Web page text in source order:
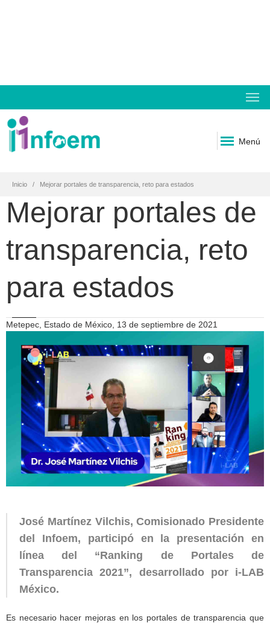
Menú
Inicio Mejorar portales de transparencia, reto para estados
Mejorar portales de
transparencia, reto
para estados
Metepec, Estado de México, 13 de septiembre de 2021
José Martínez Vilchis, Comisionado Presidente
del Infoem, participó en la presentación en
línea del “Ranking de Portales de
Transparencia 2021”, desarrollado por i-LAB
México.
Es necesario hacer mejoras en los portales de transparencia que